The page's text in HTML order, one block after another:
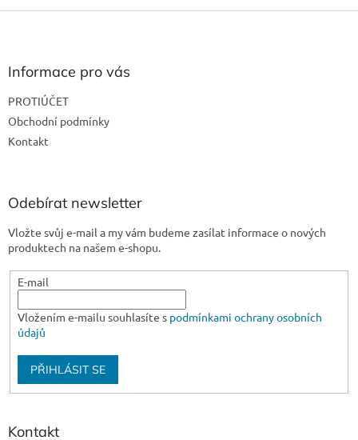
Z
Informace pro vás
PROTIÚČET
Obchodní podmínky
Kontakt
Odebírat newsletter
Vložte svůj e-mail a my vám budeme zasílat informace o nových
produktech na našem e-shopu.
E-mail
Vložením e-mailu souhlasíte s podmínkami ochrany osobních
údajů
PŘIHLÁSIT SE
Kontakt